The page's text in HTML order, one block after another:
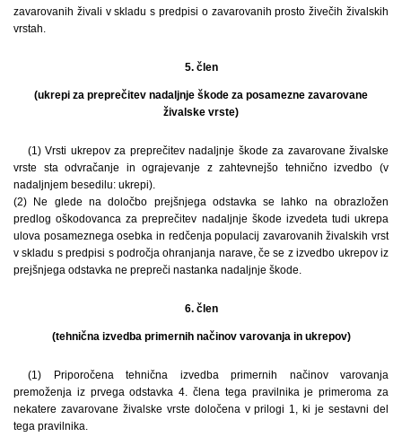
zavarovanih živali v skladu s predpisi o zavarovanih prosto živečih živalskih
vrstah.
5. člen
(ukrepi za preprečitev nadaljnje škode za posamezne zavarovane
živalske vrste)
(1) Vrsti ukrepov za preprečitev nadaljnje škode za zavarovane živalske
vrste sta odvračanje in ograjevanje z zahtevnejšo tehnično izvedbo (v
nadaljnjem besedilu: ukrepi).
(2) Ne glede na določbo prejšnjega odstavka se lahko na obrazložen
predlog oškodovanca za preprečitev nadaljnje škode izvedeta tudi ukrepa
ulova posameznega osebka in redčenja populacij zavarovanih živalskih vrst
v skladu s predpisi s področja ohranjanja narave, če se z izvedbo ukrepov iz
prejšnjega odstavka ne prepreči nastanka nadaljnje škode.
6. člen
(tehnična izvedba primernih načinov varovanja in ukrepov)
(1) Priporočena tehnična izvedba primernih načinov varovanja
premoženja iz prvega odstavka 4. člena tega pravilnika je primeroma za
nekatere zavarovane živalske vrste določena v prilogi 1, ki je sestavni del
tega pravilnika.